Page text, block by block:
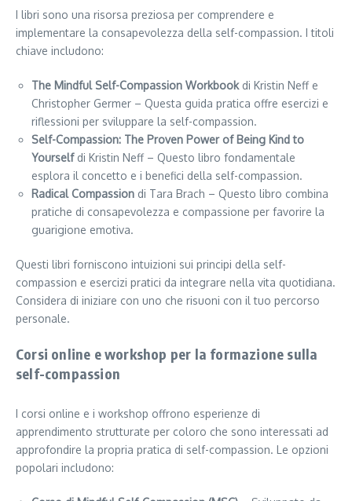
I libri sono una risorsa preziosa per comprendere e
implementare la consapevolezza della self-compassion. I titoli
chiave includono:
The Mindful Self-Compassion Workbookdi Kristin Neff e
Christopher Germer – Questa guida pratica offre esercizi e
riflessioni per sviluppare la self-compassion.
Self-Compassion: The Proven Power of Being Kind to
Yourselfdi Kristin Neff – Questo libro fondamentale
esplora il concetto e i benefici della self-compassion.
Radical Compassion di Tara Brach – Questo libro combina
pratiche di consapevolezza e compassione per favorire la
guarigione emotiva.
Questi libri forniscono intuizioni sui principi della self-
compassion e esercizi pratici da integrare nella vita quotidiana.
Considera di iniziare con uno che risuoni con il tuo percorso
personale.
Corsi online e workshop per la formazione sulla
self-compassion
I corsi online e i workshop offrono esperienze di
apprendimento strutturate per coloro che sono interessati ad
approfondire la propria pratica di self-compassion. Le opzioni
popolari includono: